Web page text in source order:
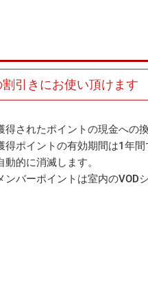
引きにお使い頂けます
されたポイントの現金への
得ポイントの有効期間は1年
動的に消滅します。
バーポイントは室内のVOD